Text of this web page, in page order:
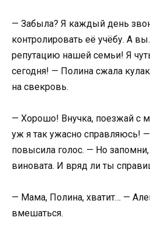
— Забыла? Я каждый день
контролировать её учёбу. А
репутацию нашей семьи! Я
сегодня! — Полина сжала
на свекровь.
— Хорошо! Внучка, поезжай с
уж я так ужасно справляюсь!
повысила голос. — Но
виновата. И вряд ли ты
— Мама, Полина, хватит… —
вмешаться.